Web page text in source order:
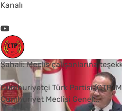
Kanalı
Şahali: Meclis çalışanlarına
Cumhuriyetçi Türk Partisi (CTP)
Cumhuriyet Meclisi Genel...